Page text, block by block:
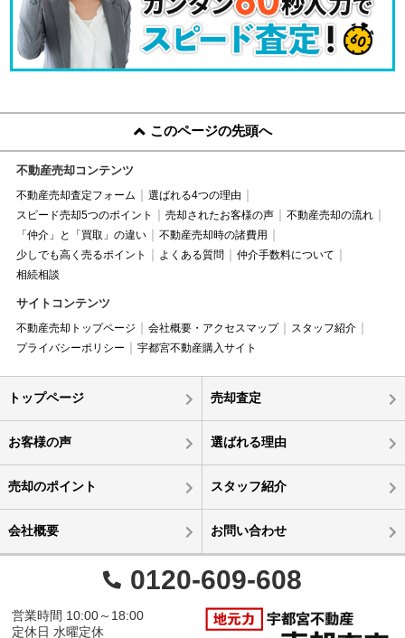
このページの先頭へ
不動産売却コンテンツ
不動産売却査定フォーム
選ばれる4つの理由
スピード売却5つのポイント
売却されたお客様の声
不動産売却の流れ
「仲介」と「買取」の違い
不動産売却時の諸費用
少しでも高く売るポイント
よくある質問
仲介手数料について
相続相談
サイトコンテンツ
不動産売却トップページ 会社概要・アクセスマップ
スタッフ紹介
プライバシーポリシー
宇都宮不動産購入サイト
トップページ 売却査定
お客様の声 選ばれる理由
売却のポイント スタッフ紹介
会社概要 お問い合わせ
0120-609-608
営業時間 10:00～18:00
定休日 水曜定休